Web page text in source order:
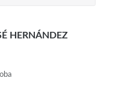
HERNÁNDEZ